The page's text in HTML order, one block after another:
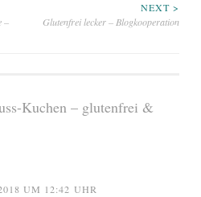
–
NEXT >
Glutenfrei lecker – Blogkooperation
Kuchen – glutenfrei &
UM 12:42 UHR